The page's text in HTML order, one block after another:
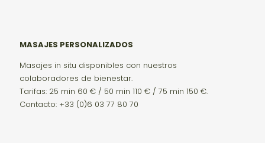
MASAJES PERSONALIZADOS
Masajes in situ disponibles con nuestros
colaboradores de bienestar.
Tarifas: 25 min 60 € / 50 min 110 € / 75 min 150 €.
Contacto: +33 (0)6 03 77 80 70